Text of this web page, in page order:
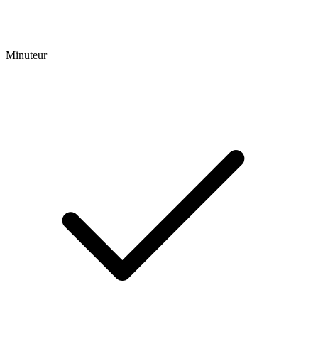
Minuteur